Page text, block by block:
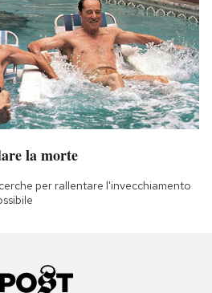
la morte
per rallentare l'invecchiamento